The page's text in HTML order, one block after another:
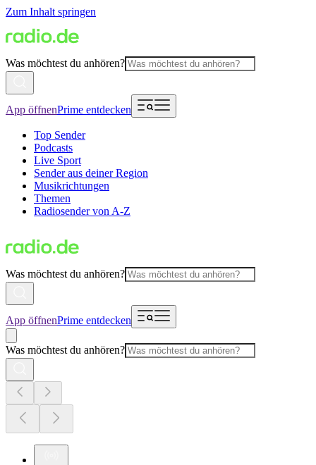
Zum Inhalt springen
Was möchtest du anhören?
App öffnenPrime entdecken
Top Sender
Podcasts
Live Sport
Sender aus deiner Region
Musikrichtungen
Themen
Radiosender von A-Z
Was möchtest du anhören?
App öffnenPrime entdecken
Was möchtest du anhören?